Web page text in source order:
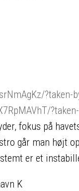
?taken-
fokus på
går man højt
er et
K